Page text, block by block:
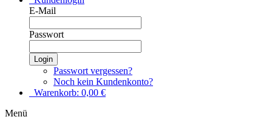
E-Mail
Passwort
Login
Passwort vergessen?
Noch kein Kundenkonto?
Warenkorb: 0,00 €
Menü